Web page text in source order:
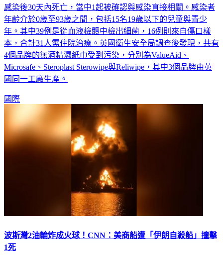
感染後30天內死亡，當中1起被確認與感染直接相關。感染者
年齡介於0歲至93歲之間，包括15名19歲以下的兒童與青少
年。其中39例是從血液檢體中檢出細菌，16例則來自傷口樣
本，合計31人需住院治療。英國衛生安全局調查後發現，共有
4個品牌的無酒精濕紙巾受到污染，分別為ValueAid、
Microsafe、Steroplast Sterowipe與Reliwipe，其中3個品牌由英
國同一工廠生產。
國際
波斯灣2油輪炸成火球！CNN：美商船遭「伊朗自殺船」撞擊
1死